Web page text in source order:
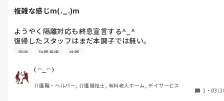
救急外来の先生はとりあえず緊急性は今のところないからもし心
方していただき帰宅。
病院のトイレでも立ちくらみ、帰りの車でも吐き気に襲われる
m(._.)m
どうしてもトイレに行きたくてトイレに行くと立ちくらみ再発か
らのしばらく動けずm(._.)m
ようやく部屋に戻る。
複雑な感じm(._.)m
ようやく隔離対応も終息宣言する^_^
復帰したスタッフはまだ本調子では無い。
もちろん休み無く出勤していたスタッフはいる。
管理者からは何にも無い。
勝手に有給使っているし、自分は来週連休かよ。
休むのは良いし有給も別に問題ない。
復帰 訪問看護 休暇
( ◠‿◠ )
介護職・ヘルパー, 介護福祉士, 有料老人ホーム, デイサービス
1 ・ 03/